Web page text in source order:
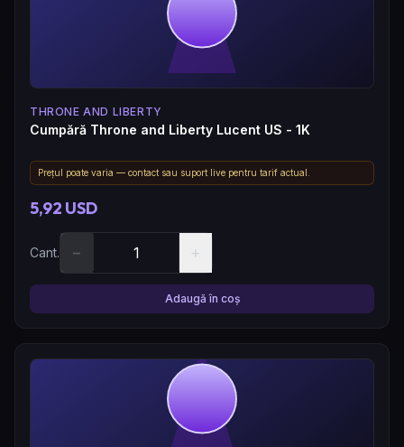
THRONE AND LIBERTY
Cumpără Throne and Liberty Lucent US - 1K
Prețul poate varia — contact sau suport live pentru tarif actual.
5,92 USD
Cant. − +
Adaugă în coș